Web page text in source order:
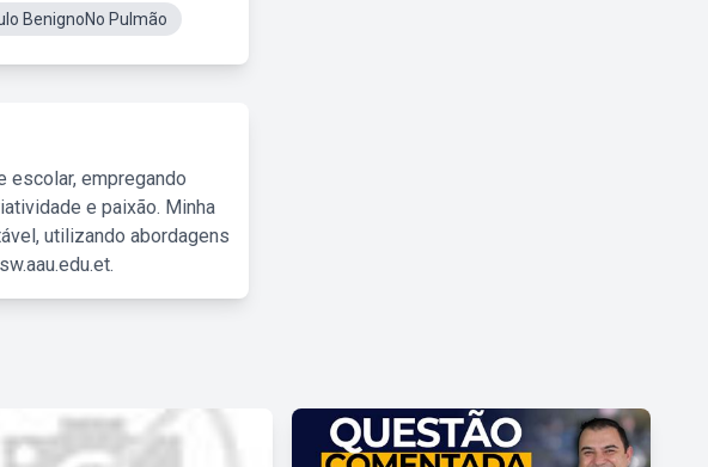
BenignoNo Pulmão
escolar, empregando
e paixão. Minha
utilizando abordagens